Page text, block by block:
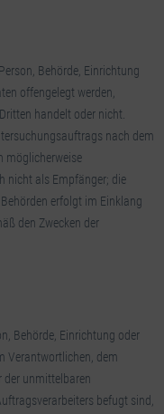
Behörde, Einrichtung
offengelegt werden,
handelt oder nicht.
nach dem
möglicherweise
nicht als Empfänger; die
erfolgt im Einklang
den Zwecken der
Behörde, Einrichtung oder
Verantwortlichen, dem
der unmittelbaren
befugt sind,